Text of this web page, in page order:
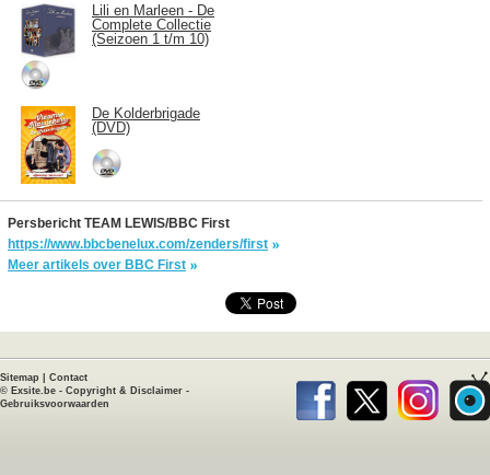
Lili en Marleen - De
Complete Collectie
(Seizoen 1 t/m 10)
De Kolderbrigade
(DVD)
Persbericht TEAM LEWIS/BBC First
https://www.bbcbenelux.com/zenders/first
Meer artikels over BBC First
Sitemap
Contact
© Exsite.be - Copyright & Disclaimer -
Gebruiksvoorwaarden